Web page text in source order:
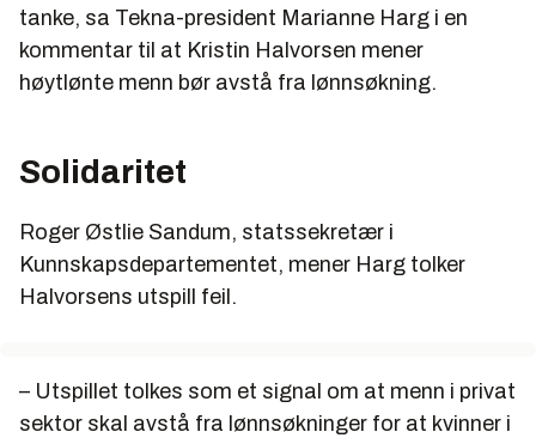
tanke, sa Tekna-president Marianne Harg i en
kommentar til at Kristin Halvorsen mener
høytlønte menn bør avstå fra lønnsøkning.
Solidaritet
Roger Østlie Sandum, statssekretær i
Kunnskapsdepartementet, mener Harg tolker
Halvorsens utspill feil.
– Utspillet tolkes som et signal om at menn i privat
sektor skal avstå fra lønnsøkninger for at kvinner i